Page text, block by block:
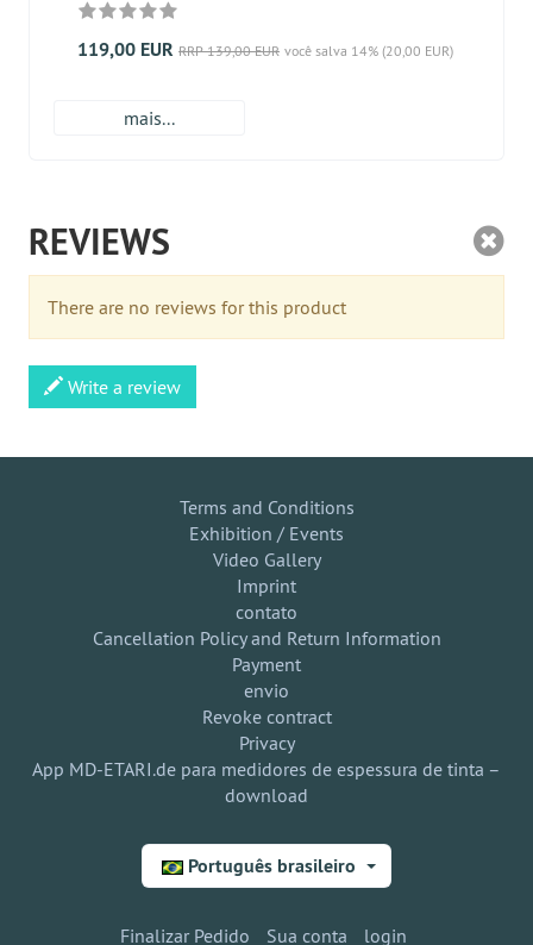
119,00 EUR RRP 139,00 EUR você salva 14% (20,00 EUR)
mais...
REVIEWS
There are no reviews for this product
Write a review
Terms and Conditions
Exhibition / Events
Video Gallery
Imprint
contato
Cancellation Policy and Return Information
Payment
envio
Revoke contract
Privacy
App MD-ETARI.de para medidores de espessura de tinta –
download
Português brasileiro
Finalizar Pedido Sua conta login